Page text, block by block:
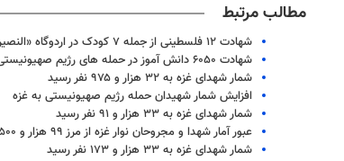
مطالب مرتبط
شهادت ۱۲ فلسطینی از جمله ۷ کودک در اردوگاه «النصیرات» غزه
شهادت ۶۰۵۰ دانش آموز در حمله های رژیم صهیونیستی به غزه
شمار شهدای غزه به ۳۲ هزار و ۹۷۵ نفر رسید
افزایش شمار شهیدان حمله رژیم صهیونیستی به غزه
شمار شهدای غزه به ۳۳ هزار و ۹۱ نفر رسید
عبور آمار شهدا و مجروحان نوار غزه از مرز ۹۹ هزار و ۵۰۰ نفر
شمار شهدای غزه به ۳۳ هزار و ۱۷۳ نفر رسید